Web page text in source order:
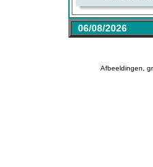
06/08/2026
Afbeeldingen,